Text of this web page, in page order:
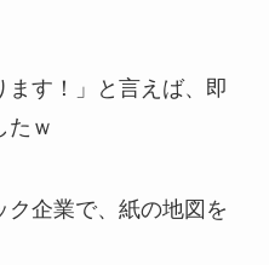
す！」と言えば、即
たｗ
企業で、紙の地図を